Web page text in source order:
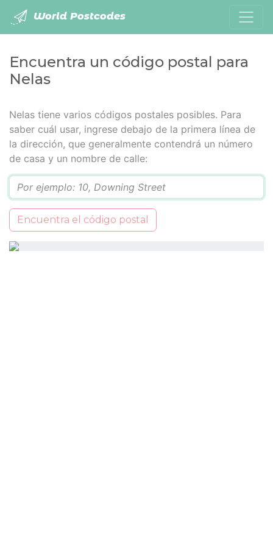
World Postcodes
Encuentra un código postal para
Nelas
Nelas tiene varios códigos postales posibles. Para
saber cuál usar, ingrese debajo de la primera línea de
la dirección, que generalmente contendrá un número
de casa y un nombre de calle:
Encuentra el código postal